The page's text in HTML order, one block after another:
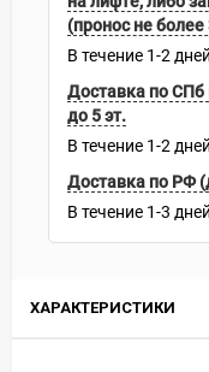
ХАРАКТЕРИСТИКИ
(пронос не
В течение 1-2 дней
Доставка по
до 5 эт.
В течение 1-2 дней
Доставка по РФ
В течение 1-3 дней